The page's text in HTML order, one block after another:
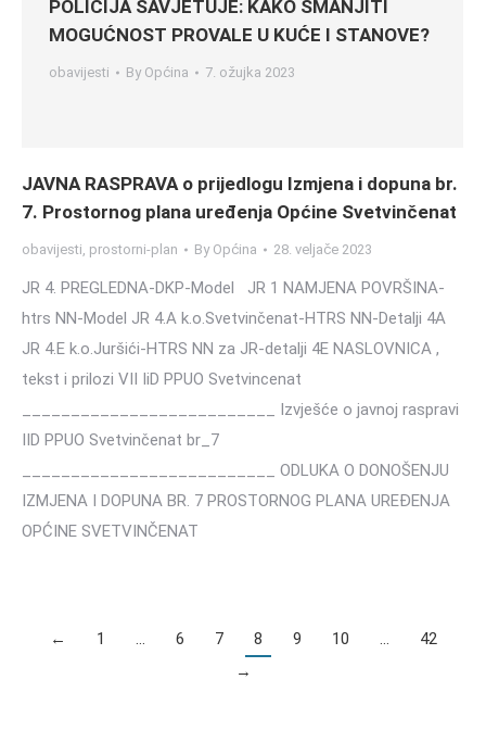
POLICIJA SAVJETUJE: KAKO SMANJITI
MOGUĆNOST PROVALE U KUĆE I STANOVE?
obavijesti By Općina 7. ožujka 2023
JAVNA RASPRAVA o prijedlogu Izmjena i dopuna br.
7. Prostornog plana uređenja Općine Svetvinčenat
obavijesti, prostorni-plan By Općina 28. veljače 2023
JR 4. PREGLEDNA-DKP-Model JR 1 NAMJENA POVRŠINA-
htrs NN-Model JR 4.A k.o.Svetvinčenat-HTRS NN-Detalji 4A
JR 4.E k.o.Juršići-HTRS NN za JR-detalji 4E NASLOVNICA ,
tekst i prilozi VII IiD PPUO Svetvincenat
__________________________ Izvješće o javnoj raspravi
IID PPUO Svetvinčenat br_7
__________________________ ODLUKA O DONOŠENJU
IZMJENA I DOPUNA BR. 7 PROSTORNOG PLANA UREĐENJA
OPĆINE SVETVINČENAT
← 1 … 6 7 8 9 10 …
42
→